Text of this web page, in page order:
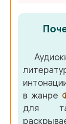
035
037
038
039
в жанре
для